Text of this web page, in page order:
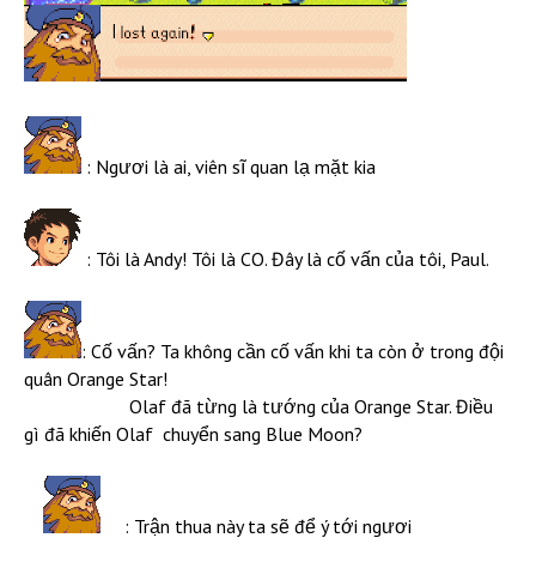
: Ngươi là ai, viên sĩ quan lạ mặt kia
: Tôi là Andy! Tôi là CO. Đây là cố vấn của tôi, Paul.
: Cố vấn? Ta không cần cố vấn khi ta còn ở trong đội
quân Orange Star!
Olaf đã từng là tướng của Orange Star. Điều
gì đã khiến Olaf chuyển sang Blue Moon?
: Trận thua này ta sẽ để ý tới ngươi